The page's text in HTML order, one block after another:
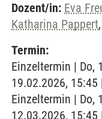
Dozent/in: Eva
Katharina Pappert,
Termin:
Einzeltermin | Do,
19.02.2026, 15:45
Einzeltermin | Do,
12.03.2026, 15:45